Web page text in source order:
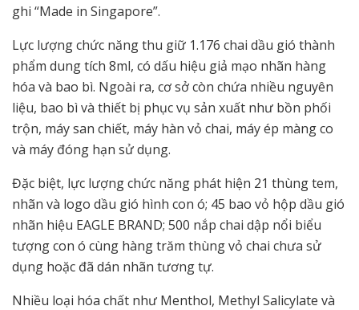
ghi “Made in Singapore”.
Lực lượng chức năng thu giữ 1.176 chai dầu gió thành
phẩm dung tích 8ml, có dấu hiệu giả mạo nhãn hàng
hóa và bao bì. Ngoài ra, cơ sở còn chứa nhiều nguyên
liệu, bao bì và thiết bị phục vụ sản xuất như bồn phối
trộn, máy san chiết, máy hàn vỏ chai, máy ép màng co
và máy đóng hạn sử dụng.
Đặc biệt, lực lượng chức năng phát hiện 21 thùng tem,
nhãn và logo dầu gió hình con ó; 45 bao vỏ hộp dầu gió
nhãn hiệu EAGLE BRAND; 500 nắp chai dập nổi biểu
tượng con ó cùng hàng trăm thùng vỏ chai chưa sử
dụng hoặc đã dán nhãn tương tự.
Nhiều loại hóa chất như Menthol, Methyl Salicylate và